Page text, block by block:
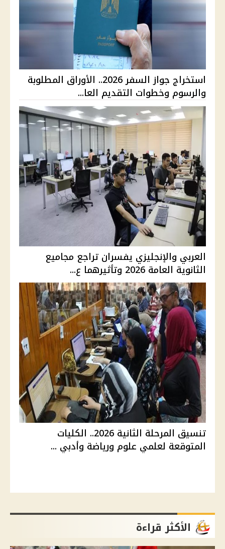
استخراج جواز السفر 2026.. الأوراق المطلوبة
والرسوم وخطوات التقديم العا...
العربي والإنجليزي يفسران تراجع مجاميع
الثانوية العامة 2026 وتأثيرهما ع...
تنسيق المرحلة الثانية 2026.. الكليات
المتوقعة لعلمي علوم ورياضة وأدبي ...
الأكثر قراءة